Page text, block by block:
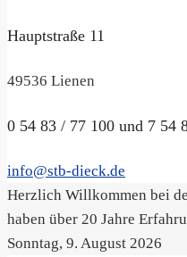
Hauptstraße 11
49536 Lienen
0 54 83 / 77 100 und 7 54
info@stb-dieck.de
Herzlich Willkommen bei
haben über 20 Jahre
Sonntag, 9. August 2026